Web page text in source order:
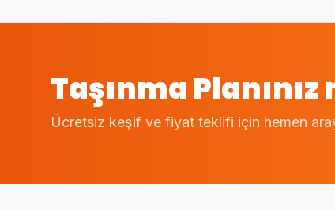
Taşınma Planınız
Ücretsiz keşif ve fiyat teklifi için hemen